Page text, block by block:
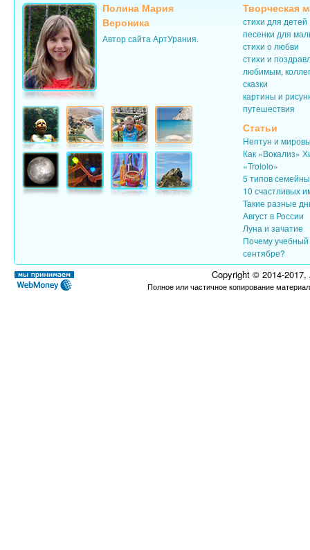
Полина Мария
Вероника
Автор сайта АртУрания.
Творческая
стихи для детей
песенки для
стихи о любви
стихи и
любимым,
сказки
картины и
путешествия
Статьи
Нептун и
Как «Вокализ»
«Trololo»
5 типов
10 счастливых
Такие разные
Август в России
Луна и зачатие
Почему учебный
сентябре?
Copyright © 2014-
Полное или частичное копирование